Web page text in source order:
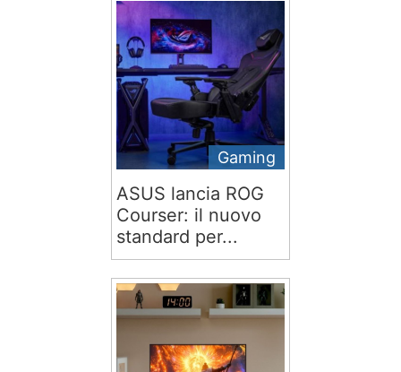
Gaming
ASUS lancia ROG
Courser: il nuovo
standard per...